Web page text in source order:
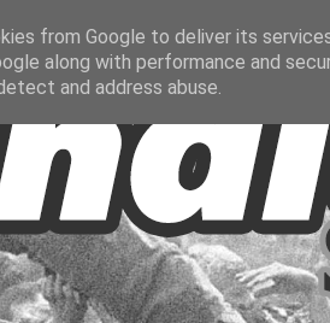
from Google to deliver its
along with performance and
and address abuse.